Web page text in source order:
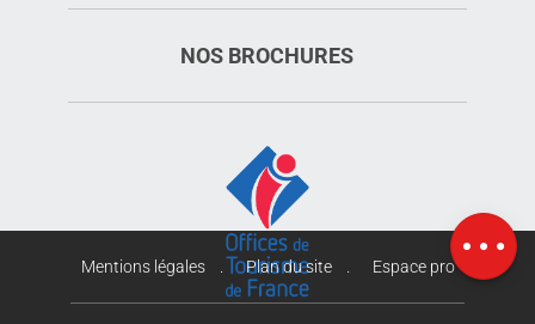
Carte
NOS BROCHURES
Mentions légales Plan du site Espace pro